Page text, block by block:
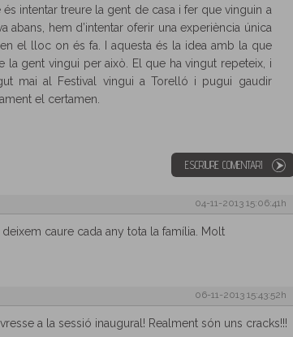
intentar treure la gent de casa i fer que vinguin a
abans, hem d’intentar oferir una experiència única
el lloc on és fa. I aquesta és la idea amb la que
la gent vingui per això. El que ha vingut repeteix, i
mai al Festival vingui a Torelló i pugui gaudir
el certamen.
ESCRIURE COMENTARI
04-11-2013 15:06:41h
caure cada any tota la família. Molt
06-11-2013 15:43:52h
a la sessió inaugural! Realment són uns cracks!!!